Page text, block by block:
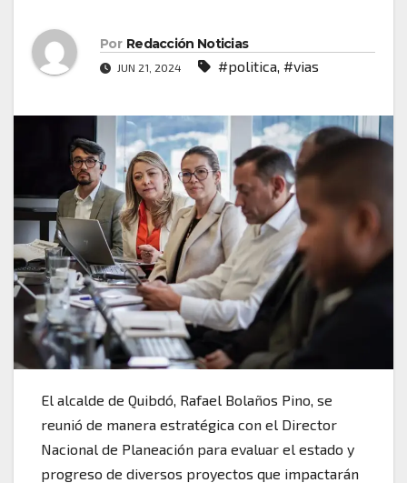
Por Redacción Noticias
JUN 21, 2024 #politica, #vias
El alcalde de Quibdó, Rafael Bolaños Pino, se
reunió de manera estratégica con el Director
Nacional de Planeación para evaluar el estado y
progreso de diversos proyectos que impactarán